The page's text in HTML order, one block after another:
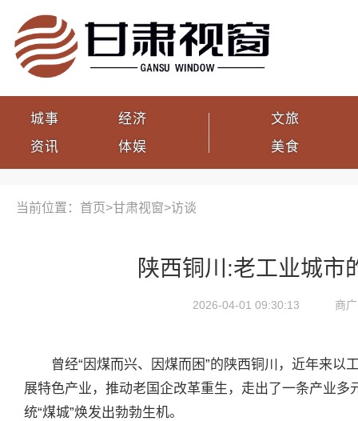
城事
资讯
经济
体娱
文旅
美食
当前位置：首页>甘肃视窗>访谈
陕西铜川:老工业城市
2026-04-01 09:30:13 商
曾经“因煤而兴、因煤而困”的陕西铜川，近年来以
展特色产业，推动老国企改革重生，走出了一条产业
统“煤城”焕发出勃勃生机。